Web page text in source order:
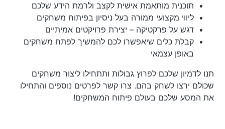
תוכנית מותאמת אישית לקצב ולרמת הידע שלכם
ליווי מקצועי ממורה בעל ניסיון בפיתוח משחקים
דגש על פרקטיקה – יצירת פרויקטים אמיתיים
קבלת כלים שיאפשרו לכם להמשיך לפתח משחקים
באופן עצמאי
תנו לדמיון שלכם לפרוץ גבולות ותתחילו ליצור משחקים
שכולם ירצו לשחק בהם. צרו קשר לפרטים נוספים והתחילו
את המסע שלכם בעולם פיתוח המשחקים!